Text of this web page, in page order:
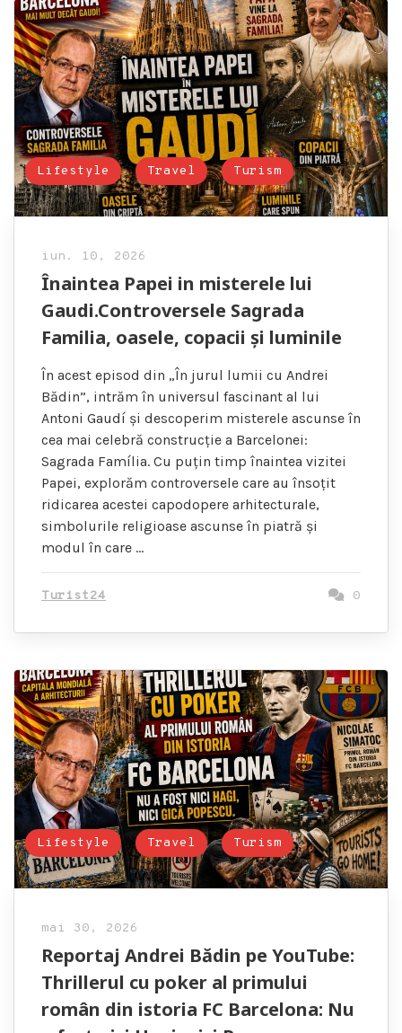
Lifestyle Travel Turism
iun. 10, 2026
Înaintea Papei in misterele lui
Gaudi.Controversele Sagrada
Familia, oasele, copacii și luminile
În acest episod din „În jurul lumii cu Andrei
Bădin”, intrăm în universul fascinant al lui
Antoni Gaudí și descoperim misterele ascunse în
cea mai celebră construcție a Barcelonei:
Sagrada Família. Cu puțin timp înaintea vizitei
Papei, explorăm controversele care au însoțit
ridicarea acestei capodopere arhitecturale,
simbolurile religioase ascunse în piatră și
modul în care …
Turist24 0
Lifestyle Travel Turism
mai 30, 2026
Reportaj Andrei Bădin pe YouTube:
Thrillerul cu poker al primului
român din istoria FC Barcelona: Nu